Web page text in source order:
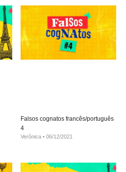
Falsos cognatos francês/português
4
Verônica 06/12/2021